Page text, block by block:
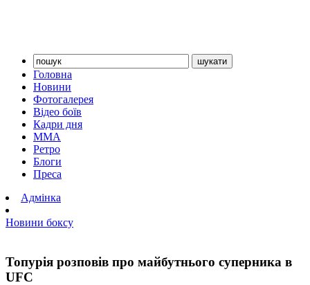
Головна
Новини
Фотогалерея
Відео боїв
Кадри дня
ММА
Ретро
Блоги
Преса
Адмінка
Новини боксу
Топурія розповів про майбутнього суперника в
UFC